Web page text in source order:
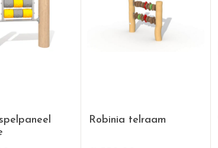
Robinia telraam